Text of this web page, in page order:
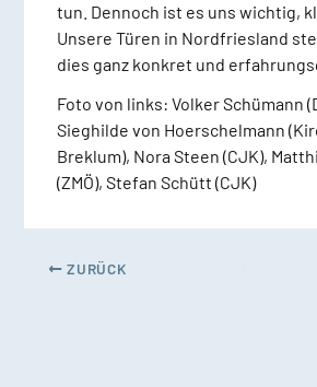
tun. Dennoch ist es uns wichtig,
Unsere Türen in Nordfriesland
dies ganz konkret und
Foto von links: Volker Schümann
Sieghilde von Hoerschelmann
Breklum), Nora Steen (CJK),
(ZMÖ), Stefan Schütt (CJK)
ZURÜCK